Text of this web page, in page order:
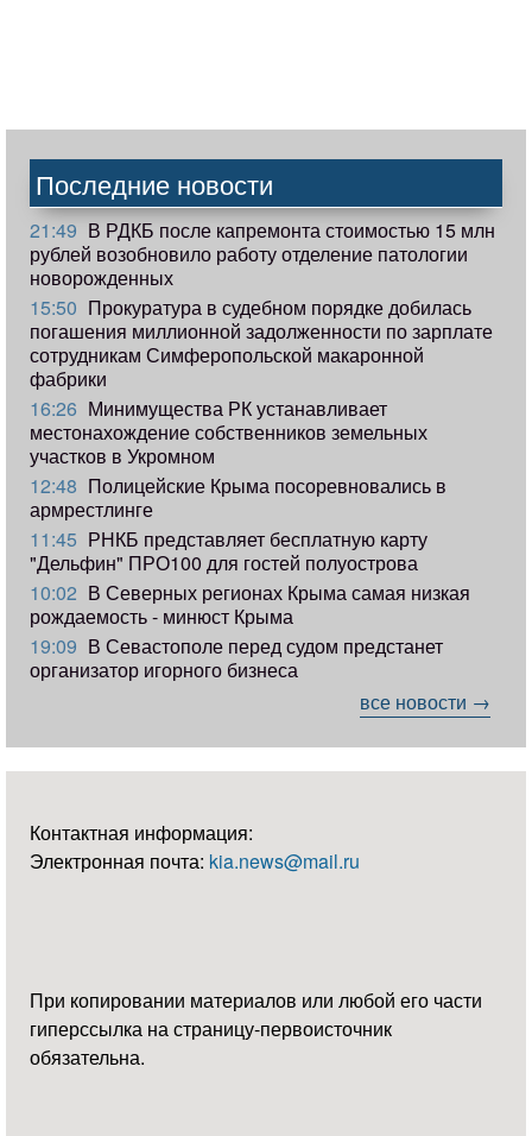
Последние новости
21:49 В РДКБ после капремонта стоимостью 15 млн
рублей возобновило работу отделение патологии
новорожденных
15:50 Прокуратура в судебном порядке добилась
погашения миллионной задолженности по зарплате
сотрудникам Симферопольской макаронной
фабрики
16:26 Минимущества РК устанавливает
местонахождение собственников земельных
участков в Укромном
12:48 Полицейские Крыма посоревновались в
армрестлинге
11:45 РНКБ представляет бесплатную карту
"Дельфин" ПРО100 для гостей полуострова
10:02 В Северных регионах Крыма самая низкая
рождаемость - минюст Крыма
19:09 В Севастополе перед судом предстанет
организатор игорного бизнеса
все новости →
Контактная информация:
Электронная почта: kia.news@mail.ru
При копировании материалов или любой его части
гиперссылка на страницу-первоисточник
обязательна.